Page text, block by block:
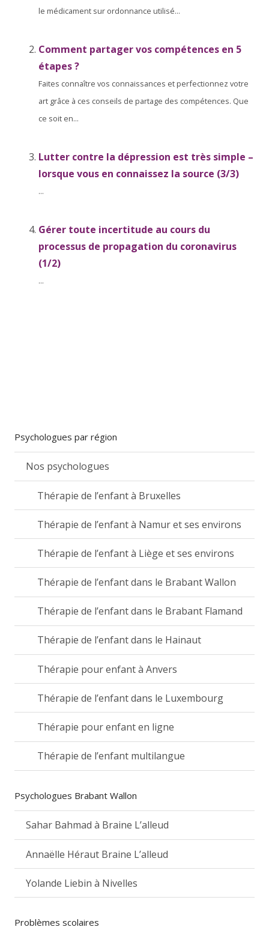
le médicament sur ordonnance utilisé...
Comment partager vos compétences en 5
étapes ?
Faites connaître vos connaissances et perfectionnez votre
art grâce à ces conseils de partage des compétences. Que
ce soit en...
Lutter contre la dépression est très simple –
lorsque vous en connaissez la source (3/3)
...
Gérer toute incertitude au cours du
processus de propagation du coronavirus
(1/2)
...
Psychologues par région
Nos psychologues
Thérapie de l’enfant à Bruxelles
Thérapie de l’enfant à Namur et ses environs
Thérapie de l’enfant à Liège et ses environs
Thérapie de l’enfant dans le Brabant Wallon
Thérapie de l’enfant dans le Brabant Flamand
Thérapie de l’enfant dans le Hainaut
Thérapie pour enfant à Anvers
Thérapie de l’enfant dans le Luxembourg
Thérapie pour enfant en ligne
Thérapie de l’enfant multilangue
Psychologues Brabant Wallon
Sahar Bahmad à Braine L’alleud
Annaëlle Héraut Braine L’alleud
Yolande Liebin à Nivelles
Problèmes scolaires